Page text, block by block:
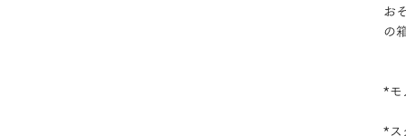
お
の
*モ
*ス